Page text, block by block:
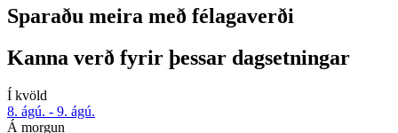
Sparaðu meira með félagaverði
Kanna verð fyrir þessar dagsetningar
Í kvöld
8. ágú. - 9. ágú.
Á morgun